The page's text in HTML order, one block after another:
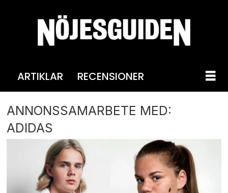
ARTIKLAR RECENSIONER
ANNONSSAMARBETE MED:
ADIDAS